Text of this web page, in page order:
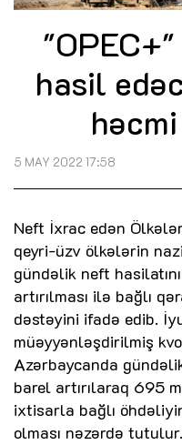
hasil
həcmi
5 MAY 2022 17:58
Neft İxrac edən
qeyri-üzv ölkələrin
gündəlik neft
artırılması ilə bağlı
dəstəyini ifadə edib.
müəyyənləşdirilmiş
Azərbaycanda
barel artırılaraq 695
ixtisarla bağlı
olması nəzərdə tutulur.